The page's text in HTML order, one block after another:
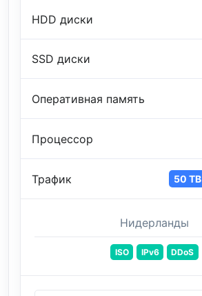
HDD диски
SSD диски
Оперативная память
Процессор
Трафик 50 TB
Нидерланды
ISO IPv6 DDoS